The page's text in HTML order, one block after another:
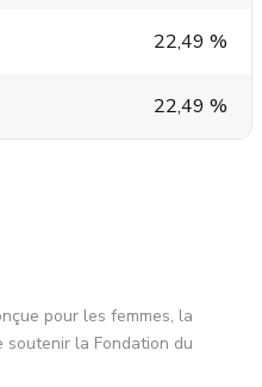
22,49 %
22,49 %
pour les femmes, la
la Fondation du